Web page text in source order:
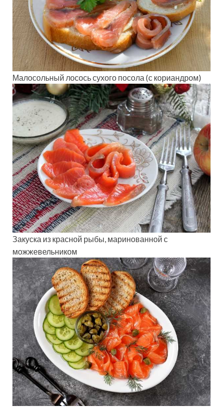
Малосольный лосось сухого посола (с кориандром)
Закуска из красной рыбы, маринованной с
можжевельником